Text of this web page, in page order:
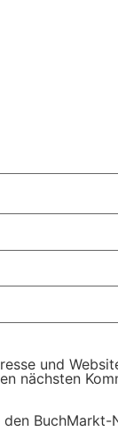
und
nächsten
BuchMarkt-